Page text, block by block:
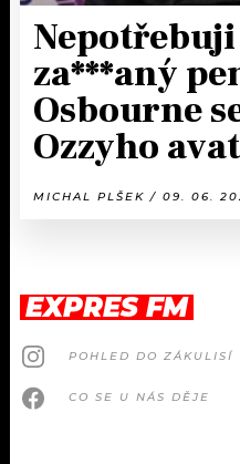
Nepotřebuji
za***aný
Osbourne
Ozzyho
MICHAL PLŠEK / 09. 06.
EXPRES FM
POHLED DO ZÁKULISÍ
CO SE U NÁS DĚJE